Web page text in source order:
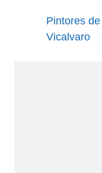
Pintores
Vicalvaro